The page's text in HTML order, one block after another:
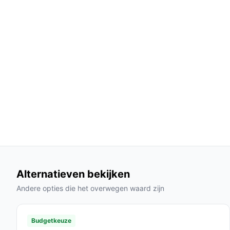
1. Laad de stofzuiger volledig op voordat je
stand voor jouw schoonmaakklus.
Specificaties in mensentaal
Grijs/blauw; neutraal en stijlvol, past
Geluidsniveau:
75 dB; relatief stil voor een
Alternatieven bekijken
Andere opties die het overwegen waard zijn
Budgetkeuze